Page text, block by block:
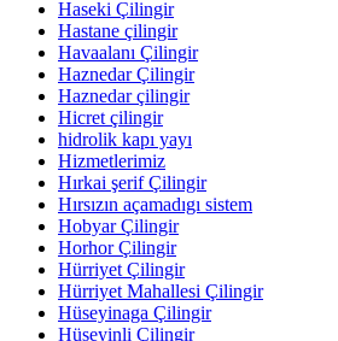
Haseki Çilingir
Hastane çilingir
Havaalanı Çilingir
Haznedar Çilingir
Haznedar çilingir
Hicret çilingir
hidrolik kapı yayı
Hizmetlerimiz
Hırkai şerif Çilingir
Hırsızın açamadıgı sistem
Hobyar Çilingir
Horhor Çilingir
Hürriyet Çilingir
Hürriyet Mahallesi Çilingir
Hüseyinaga Çilingir
Hüseyinli Çilingir